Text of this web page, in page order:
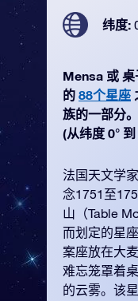
纬度:
Mensa 或
的 88个星座
族的一部分
(从纬度 0° 到
法国天文学
念1751至
山（Table
而划定的星
案座放在大
难忘笼罩着
的云雾。该